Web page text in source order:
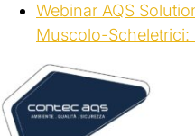
Webinar AQS
Muscolo-Scheletrici: